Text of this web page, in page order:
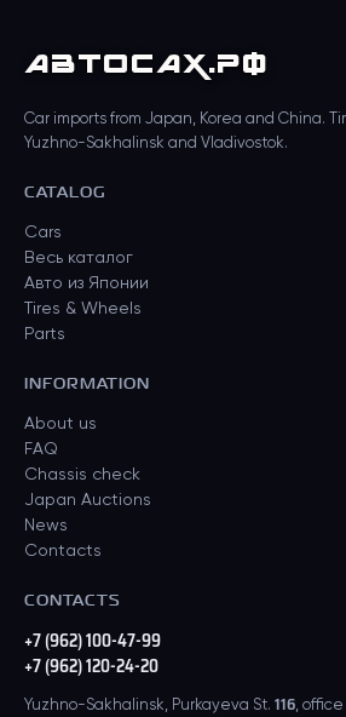
АВТОСАХ.РФ
Car imports from Japan, Korea and China.
Yuzhno-Sakhalinsk and Vladivostok.
CATALOG
Cars
Весь каталог
Авто из Японии
Tires & Wheels
Parts
INFORMATION
About us
FAQ
Chassis check
Japan Auctions
News
Contacts
CONTACTS
+7 (962) 100-47-99
+7 (962) 120-24-20
Yuzhno-Sakhalinsk, Purkayeva St. 116, office